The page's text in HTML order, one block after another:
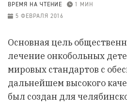
ВРЕМЯ НА ЧТЕНИЕ
1 МИН
5 ФЕВРАЛЯ 2016
Основная цель
лечение онкобольных
мировых стандартов с
дальнейшем высокого
был создан для